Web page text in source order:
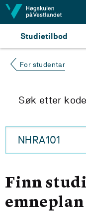
Hopp til innhald
Studietilbod
For studentar
Søk etter
Finn
emneplan